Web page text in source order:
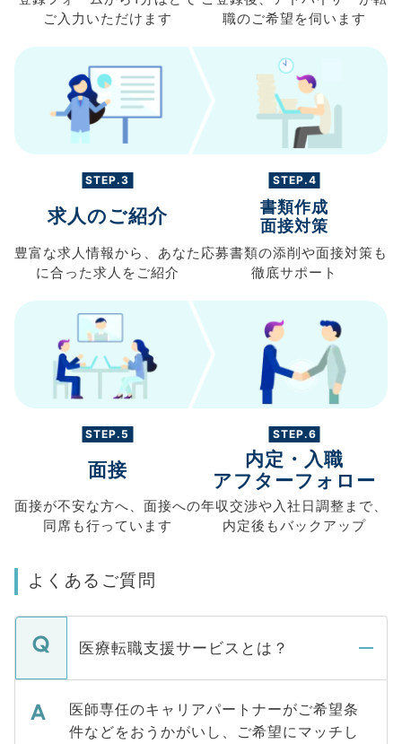
ご入力 いただけます
職のご希望を伺います
STEP.3
求人のご紹介
豊富な求人情報から、 あなた
に合った求人を ご紹介
STEP.4
書類作成
面接対策
応募書類の添削や面接対策も
徹底サポート
STEP.5
面接
面接が不安な方へ、 面接への
同席も行っています
STEP.6
内定・入職
アフターフォロー
年収交渉や入社日調整まで、
内定後もバックアップ
よくあるご質問
医療転職支援サービスとは？
医師専任のキャリアパートナーがご希望条
件などをおうかがいし、ご希望にマッチし